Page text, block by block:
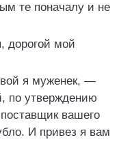
те поначалу и не
дорогой мой
я муженек, ―
по утверждению
вашего
И привез я вам